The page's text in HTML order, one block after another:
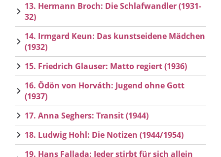
13. Hermann Broch: Die Schlafwandler (1931-
32)
14. Irmgard Keun: Das kunstseidene Mädchen
(1932)
15. Friedrich Glauser: Matto regiert (1936)
16. Ödön von Horváth: Jugend ohne Gott
(1937)
17. Anna Seghers: Transit (1944)
18. Ludwig Hohl: Die Notizen (1944/1954)
19. Hans Fallada: Jeder stirbt für sich allein